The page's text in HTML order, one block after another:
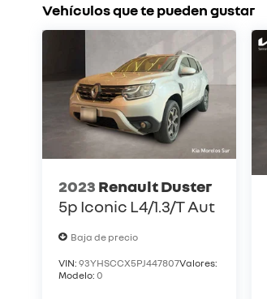
Vehículos que te pueden gustar
2023 Renault Duster
5p Iconic L4/1.3/T Aut
Baja de precio
VIN: 93YHSCCX5PJ447807Valores:
Modelo: 0